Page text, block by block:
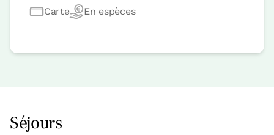
Carte
En espèces
Séjours